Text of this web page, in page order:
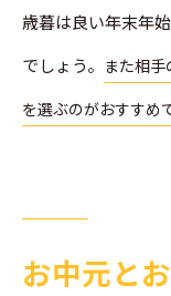
歳暮は良い年末年
でしょう。 また相
を選ぶのがおすすめ
お中元と